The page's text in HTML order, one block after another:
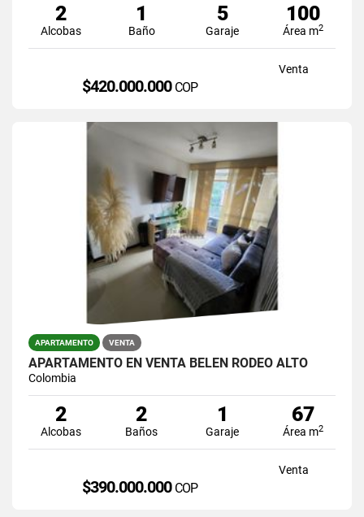
2
Alcobas
1
Baño
5
Garaje
100
Área m2
Venta
$420.000.000 COP
APARTAMENTO VENTA
APARTAMENTO EN VENTA BELÉN RODEO ALTO
Colombia
2
Alcobas
2
Baños
1
Garaje
67
Área m2
Venta
$390.000.000 COP